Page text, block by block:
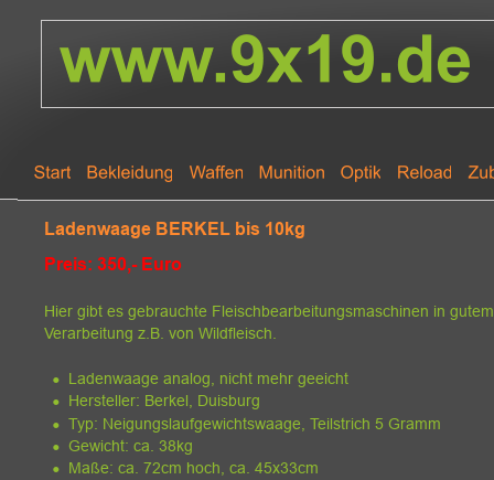
Ladenwaage BERKEL bis 10kg
Preis: 350,- Euro
Hier gibt es gebrauchte Fleischbearbeitungsmaschinen in
Verarbeitung z.B. von Wildfleisch.
• Ladenwaage analog, nicht mehr geeicht
• Hersteller: Berkel, Duisburg
• Typ: Neigungslaufgewichtswaage, Teilstrich 5 Gramm
• Gewicht: ca. 38kg
• Maße: ca. 72cm hoch, ca. 45x33cm